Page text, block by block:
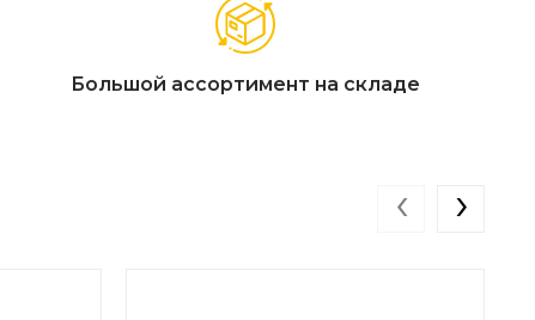
Большой ассортимент на складе
‹ ›